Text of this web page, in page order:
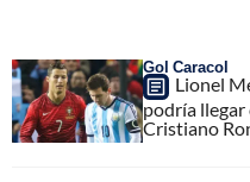
Gol Caracol
Lionel
podría
Cristiano